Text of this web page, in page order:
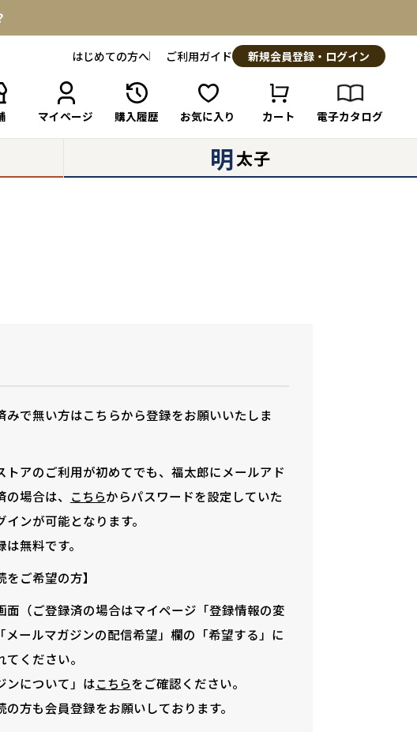
い
はじめての方へ ご利用ガイド 新規会員登録・ログイン
マイページ 購入履歴 お気に入り カート 電子カタログ
明太子
みで無い方はこちらから登録をお願いいたしま
アのご利用が初めてでも、福太郎にメールアド
場合は、
こちらからパスワードを設定していた
ンが可能となります。
無料です。
をご希望の方】
面（ご登録済の場合はマイページ「登録情報の変
メールマガジンの配信希望」欄の「希望する」に
ください。
ンについて」はこちらをご確認ください。
方も会員登録をお願いしております。